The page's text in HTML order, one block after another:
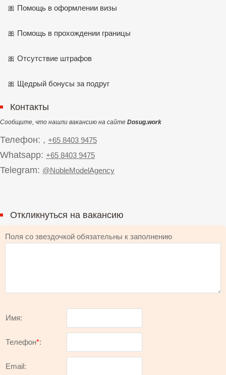
🎀 Помощь в оформлении визы
🎀 Помощь в прохождении границы
🎀 Отсутствие штрафов
🎀 Щедрый бонусы за подруг
Контакты
Сообщите, что нашли вакансию на сайте Dosug.work
Телефон: , +65 8403 9475
Whatsapp: +65 8403 9475
Telegram: @NobleModelAgency
Откликнуться на вакансию
Поля со звездочкой обязательны к заполнению
Имя:
Телефон*:
Email: